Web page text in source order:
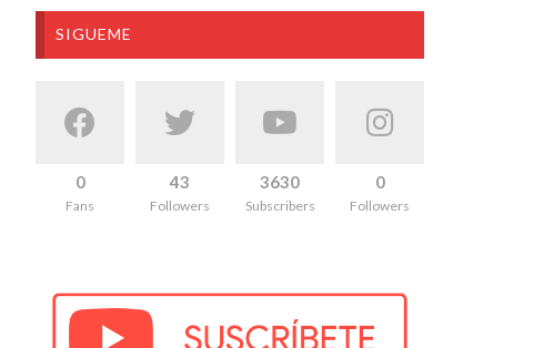
SIGUEME
0
Fans
43
Followers
3630
Subscribers
0
Followers